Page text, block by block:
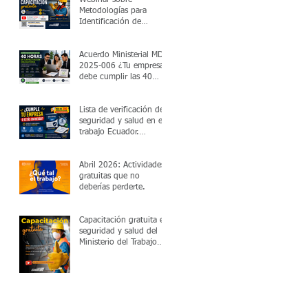
Metodologías para
Identificación de
Acuerdo Ministerial MDT-
2025-006 ¿Tu empresa
debe cumplir las 40
Lista de verificación de
seguridad y salud en el
trabajo Ecuador.
Valida en 5 minutos si
cumples con el MDT.
Abril 2026: Actividades
gratuitas que no
deberías perderte.
Capacitación gratuita en
seguridad y salud del
Ministerio del Trabajo